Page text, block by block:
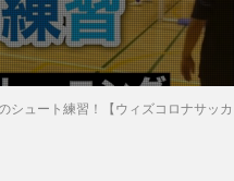
シュート練習！【ウィズコロナサッ